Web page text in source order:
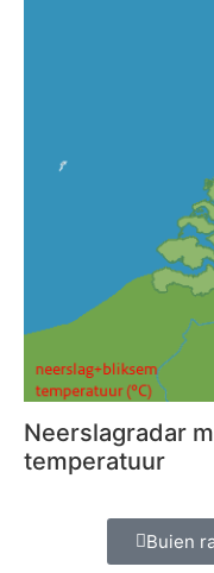
Neerslagradar
temperatuur
Buien